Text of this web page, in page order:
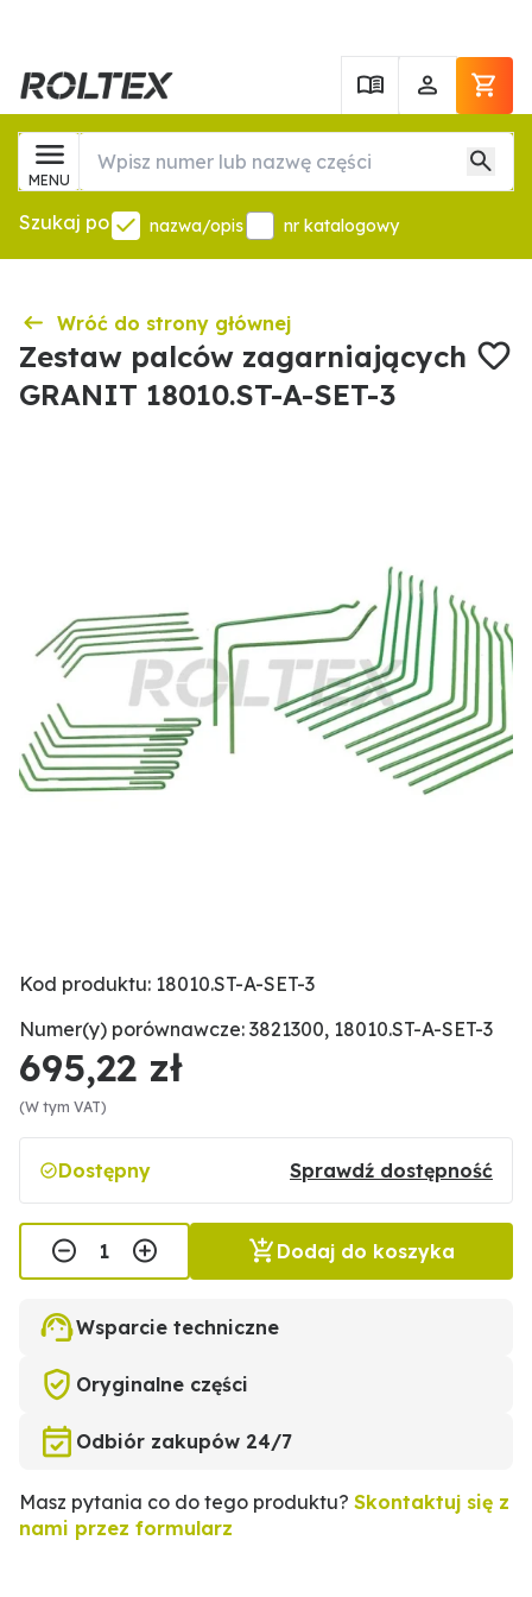
MENU
Szukaj po nazwa/opis nr katalogowy
Wróć do strony głównej
Zestaw palców zagarniających
GRANIT 18010.ST-A-SET-3
Kod produktu: 18010.ST-A-SET-3
Numer(y) porównawcze: 3821300, 18010.ST-A-SET-3
695,22 zł
(W tym VAT)
Dostępny Sprawdź dostępność
Dodaj do koszyka
Wsparcie techniczne
Oryginalne części
Odbiór zakupów 24/7
Masz pytania co do tego produktu? Skontaktuj się z
nami przez formularz